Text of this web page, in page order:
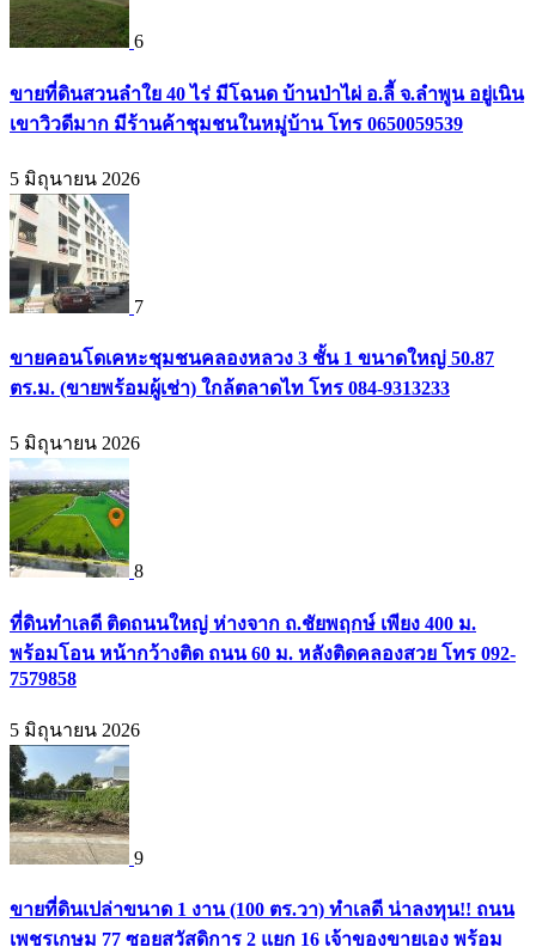
6
ขายที่ดินสวนลำใย 40 ไร่ มีโฉนด บ้านป่าไผ่ อ.ลี้ จ.ลำพูน อยู่เนิน
เขาวิวดีมาก มีร้านค้าชุมชนในหมู่บ้าน โทร 0650059539
5 มิถุนายน 2026
7
ขายคอนโดเคหะชุมชนคลองหลวง 3 ชั้น 1 ขนาดใหญ่ 50.87
ตร.ม. (ขายพร้อมผู้เช่า) ใกล้ตลาดไท โทร 084-9313233
5 มิถุนายน 2026
8
ที่ดินทำเลดี ติดถนนใหญ่ ห่างจาก ถ.ชัยพฤกษ์ เพียง 400 ม.
พร้อมโอน หน้ากว้างติด ถนน 60 ม. หลังติดคลองสวย โทร 092-
7579858
5 มิถุนายน 2026
9
ขายที่ดินเปล่าขนาด 1 งาน (100 ตร.วา) ทำเลดี น่าลงทุน!! ถนน
เพชรเกษม 77 ซอยสวัสดิการ 2 แยก 16 เจ้าของขายเอง พร้อม